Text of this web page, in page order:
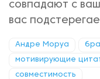
совпадают с
вас
Андре Моруа
мотивирующие
совместимость